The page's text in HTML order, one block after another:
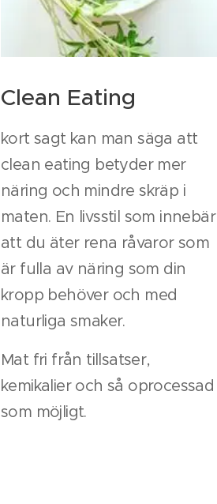
Clean Eating
kort sagt kan man säga att
clean eating betyder mer
näring och mindre skräp i
maten. En livsstil som innebär
att du äter rena råvaror som
är fulla av näring som din
kropp behöver och med
naturliga smaker.
Mat fri från tillsatser,
kemikalier och så oprocessad
som möjligt.